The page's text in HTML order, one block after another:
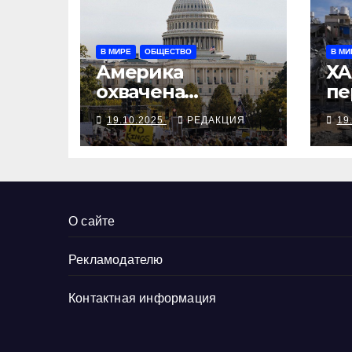
В МИРЕ ОБЩЕСТВО
Америка
охвачена
протестами —
Трамп говорит,
что он не король
19.10.2025 РЕДАКЦИЯ
В
О сайте
Рекламодателю
Контактная информация